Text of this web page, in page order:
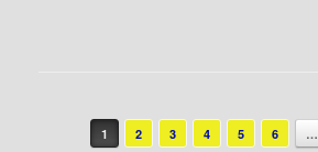
Post navigation
1 2 3 4 5 6 …